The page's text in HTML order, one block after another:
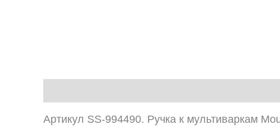
Артикул SS-994490. Ручка к мультиваркам